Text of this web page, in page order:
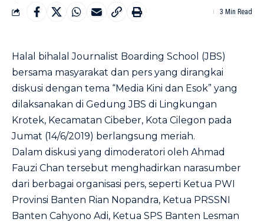
3 Min Read
Halal bihalal Journalist Boarding School (JBS)
bersama masyarakat dan pers yang dirangkai
diskusi dengan tema “Media Kini dan Esok” yang
dilaksanakan di Gedung JBS di Lingkungan
Krotek, Kecamatan Cibeber, Kota Cilegon pada
Jumat (14/6/2019) berlangsung meriah.
Dalam diskusi yang dimoderatori oleh Ahmad
Fauzi Chan tersebut menghadirkan narasumber
dari berbagai organisasi pers, seperti Ketua PWI
Provinsi Banten Rian Nopandra, Ketua PRSSNI
Banten Cahyono Adi, Ketua SPS Banten Lesman